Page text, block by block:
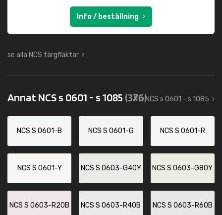
Info / beställning
se alla NCS färgfläktar
Annat NCS s 0601 - s 1085 (376)
Allt NCS s 0601 - s 1085
NCS S 0601-B NCS S 0601-G NCS S 0601-R
NCS S 0601-Y NCS S 0603-G40Y NCS S 0603-G80Y
NCS S 0603-R20B NCS S 0603-R40B NCS S 0603-R60B